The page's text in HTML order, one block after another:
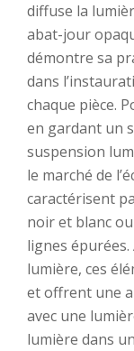
diffuse la
abat-jour
démontre sa
dans
chaque pièce.
en gardant un
suspension
le marché de
caractérisent
noir et blanc
lignes
lumière, ces
et offrent une
avec une
lumière dans